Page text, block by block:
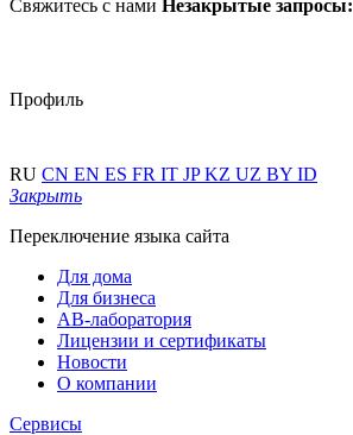
Свяжитесь с нами Незакрытые запросы:
Профиль
RU CN EN ES FR IT JPKZ UZ BY ID
Закрыть
Переключение языка сайта
Для дома
Для бизнеса
АВ-лаборатория
Лицензии и сертификаты
Новости
О компании
Сервисы